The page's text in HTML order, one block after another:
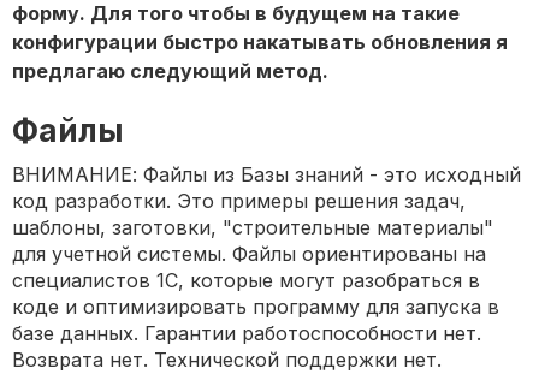
форму. Для того чтобы в будущем на такие
конфигурации быстро накатывать обновления я
предлагаю следующий метод.
Файлы
ВНИМАНИЕ: Файлы из Базы знаний - это исходный
код разработки. Это примеры решения задач,
шаблоны, заготовки, "строительные материалы"
для учетной системы. Файлы ориентированы на
специалистов 1С, которые могут разобраться в
коде и оптимизировать программу для запуска в
базе данных. Гарантии работоспособности нет.
Возврата нет. Технической поддержки нет.